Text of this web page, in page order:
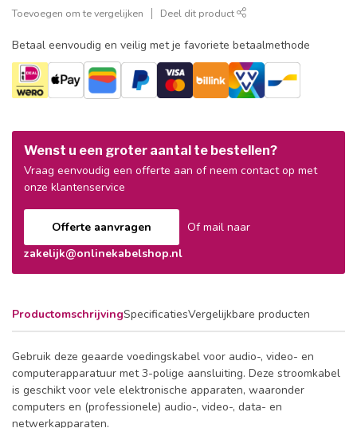
Toevoegen om te vergelijken Deel dit product
Betaal eenvoudig en veilig met je favoriete betaalmethode
Wenst u een groter aantal te bestellen?
Vraag eenvoudig een offerte aan of neem contact op met
onze klantenservice
Offerte aanvragen
Of mail naar
zakelijk@onlinekabelshop.nl
ProductomschrijvingSpecificatiesVergelijkbare producten
Gebruik deze geaarde voedingskabel voor audio-, video- en
computerapparatuur met 3-polige aansluiting. Deze stroomkabel
is geschikt voor vele elektronische apparaten, waaronder
computers en (professionele) audio-, video-, data- en
netwerkapparaten.